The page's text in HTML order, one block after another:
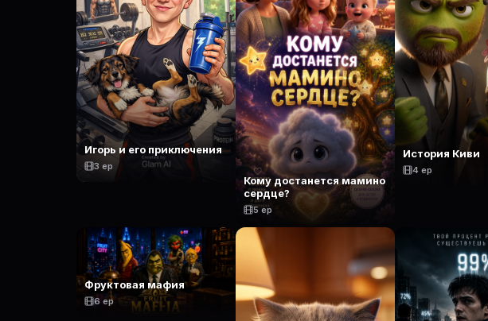
Игорь и его приключения
3 ep
Кому достанется мамино
сердце?
5 ep
История Киви
4 ep
Фруктовая мафия
6 ep